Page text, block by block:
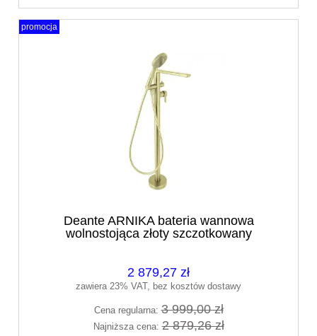
Deante ARNIKA bateria wannowa
wolnostojąca złoty szczotkowany
2 879,27 zł
zawiera 23% VAT, bez kosztów dostawy
Cena regularna:3 999,00 zł
Najniższa cena:2 879,26 zł
promocja